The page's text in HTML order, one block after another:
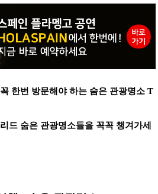
한번 방문해야 하는 숨은 관광명소 T
드 숨은 관광명소들을 꼭꼭 챙겨가세